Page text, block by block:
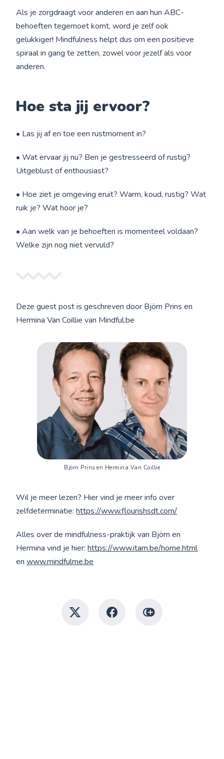
Als je zorgdraagt voor anderen en aan hun ABC-
behoeften tegemoet komt, word je zelf ook
gelukkiger! Mindfulness helpt dus om een positieve
spiraal in gang te zetten, zowel voor jezelf als voor
anderen.
Hoe sta jij ervoor?
• Las jij af en toe een rustmoment in?
• Wat ervaar jij nu? Ben je gestresseerd of rustig?
Uitgeblust of enthousiast?
• Hoe ziet je omgeving eruit? Warm, koud, rustig? Wat
ruik je? Wat hoor je?
• Aan welk van je behoeften is momenteel voldaan?
Welke zijn nog niet vervuld?
Deze guest post is geschreven door Björn Prins en
Hermina Van Coillie van Mindful.be
Björn Prins en Hermina Van Coillie
Wil je meer lezen? Hier vind je meer info over
zelfdeterminatie:https://www.flourishsdt.com/
Alles over de mindfulness-praktijk van Björn en
Hermina vind je hier:https://www.itam.be/home.html
enwww.mindfulme.be